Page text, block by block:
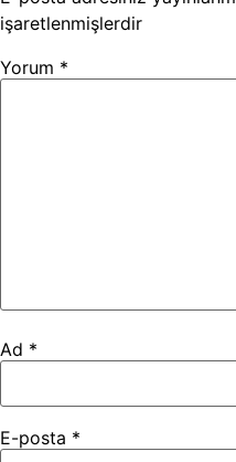
işaretlenmişlerdir
Yorum *
Ad *
E-posta *